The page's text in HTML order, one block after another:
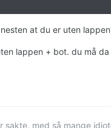
at du er uten
lappen + bot. du må
sakte, med så mange